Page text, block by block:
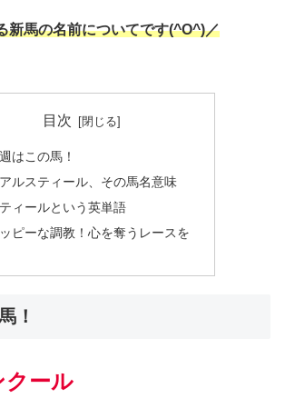
新馬の名前についてです(^O^)／
目次
はこの馬！
ルスティール、その馬名意味
ィールという英単語
ピーな調教！心を奪うレースを
！
クール